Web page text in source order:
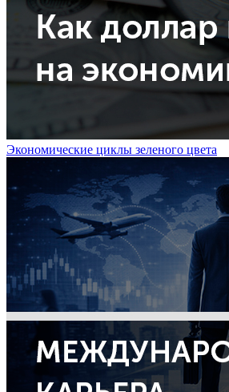
Экономические циклы зеленого цвета